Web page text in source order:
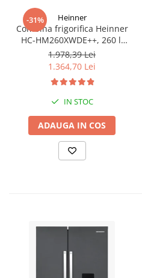
-31% Heinner
Combina frigorifica Heinner
HC-HM260XWDE++, 260 l,
Clasa E, Dozator apa,
Control electronic,
Iluminare LED, Usi
reversibile, H 180 cm,
Argintiu
1.978,39 Lei
1.364,70 Lei
IN STOC
ADAUGA IN COS